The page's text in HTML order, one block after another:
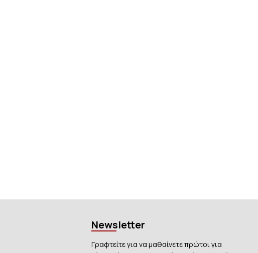
Newsletter
Γραφτείτε για να μαθαίνετε πρώτοι για